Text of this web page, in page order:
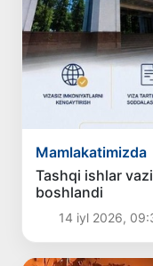
Mamlakatimizda
Tashqi ishlar
boshlandi
14 iyl 2026,